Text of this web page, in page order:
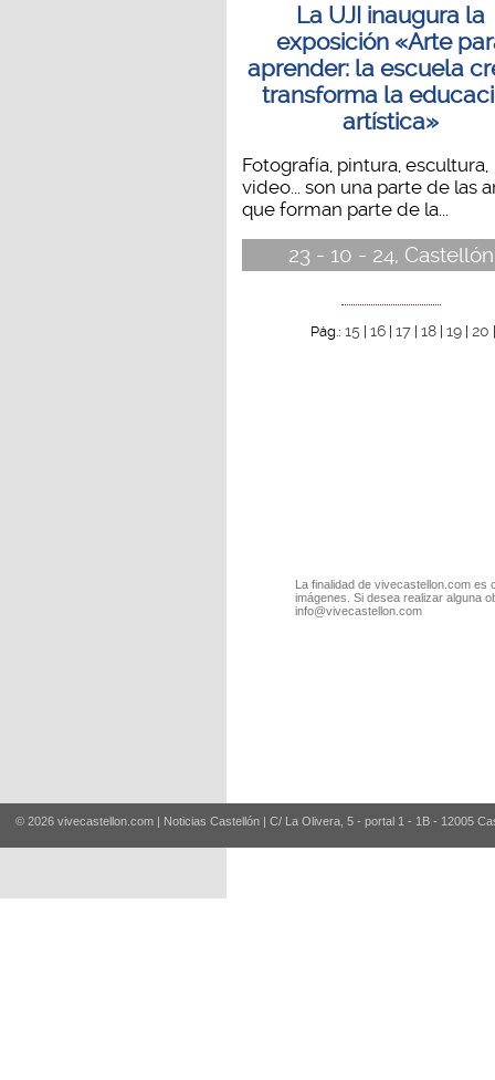
La UJI inaugura la
exposición «Arte
aprender: la escuela
transforma la
artística»
Fotografía, pintura, escultura,
video... son una parte de las
que forman parte de la...
23 - 10 - 24, Castellón
Pág.:15 |16 |17 |18 |19 |20
La finalidad de vivecastellon.com
imágenes. Si desea realizar alguna
info@vivecastellon.com
© 2026 vivecastellon.com | Noticias Castellón | C/ La Olivera, 5 - portal 1 - 1B - 12005